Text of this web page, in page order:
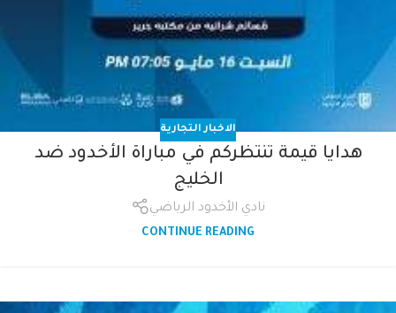
الاخبار التجارية
هدايا قيمة تنتظركم في مباراة الأخدود ضد
الخليج
نادي الأخدود الرياضي
CONTINUE READING